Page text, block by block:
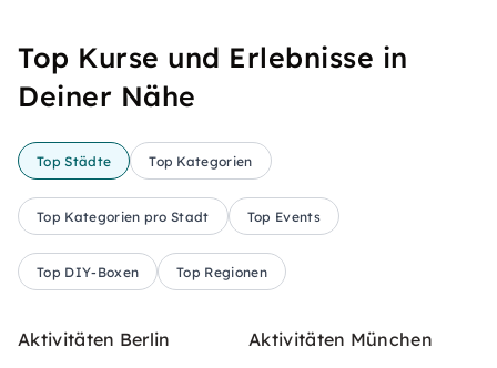
Top Kurse und Erlebnisse in
Deiner Nähe
Top Städte Top Kategorien
Top Kategorien pro Stadt Top Events
Top DIY-Boxen Top Regionen
Aktivitäten Berlin Aktivitäten München